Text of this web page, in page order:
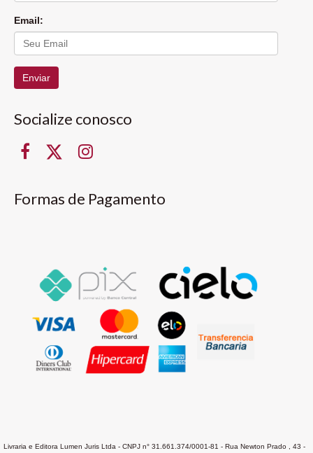
Email:
Enviar
Socialize conosco
Formas de Pagamento
Livraria e Editora Lumen Juris Ltda - CNPJ n° 31.661.374/0001-81 - Rua Newton Prado , 43 -